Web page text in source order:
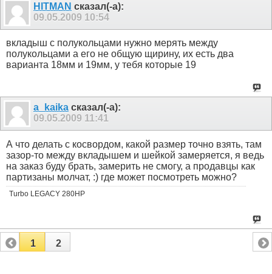
HITMAN сказал(-а):
09.05.2009 10:54
вкладыш с полукольцами нужно мерять между
полукольцами а его не общую щирину, их есть два
варианта 18мм и 19мм, у тебя которые 19
a_kaika сказал(-а):
09.05.2009 11:41
А что делать с косвордом, какой размер точно взять, там
зазор-то между вкладышем и шейкой замеряется, я ведь
на заказ буду брать, замерить не смогу, а продавцы как
партизаны молчат, :) где может посмотреть можно?
Turbo LEGACY 280HP
1 2